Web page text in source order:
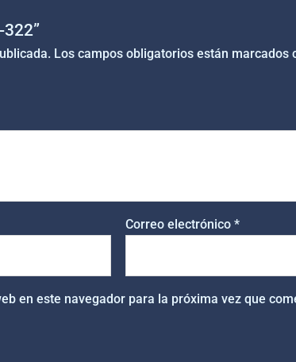
Los campos obligatorios están marcados
Correo electrónico*
en este navegador para la próxima vez que